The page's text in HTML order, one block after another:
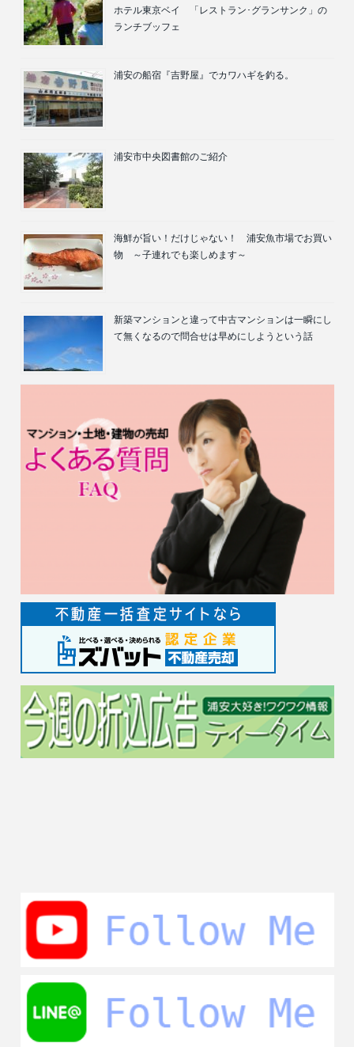
ホテル東京ベイ 「レストラン･グランサンク」の
ランチブッフェ
浦安の船宿『吉野屋』でカワハギを釣る。
浦安市中央図書館のご紹介
海鮮が旨い！だけじゃない！ 浦安魚市場でお買い
物 ～子連れでも楽しめます～
新築マンションと違って中古マンションは一瞬にし
て無くなるので問合せは早めにしようという話